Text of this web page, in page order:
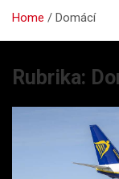
Home Domácí
Rubrika: